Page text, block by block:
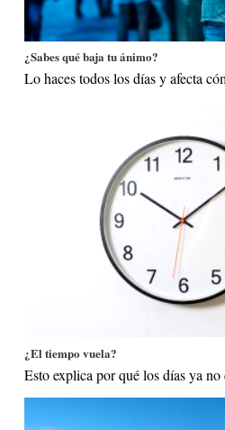
¿Sabes qué baja tu ánimo?
Lo haces todos los días y afecta
¿El tiempo vuela?
Esto explica por qué los días ya